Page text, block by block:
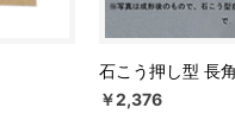
石こう押し型 長角
￥2,376